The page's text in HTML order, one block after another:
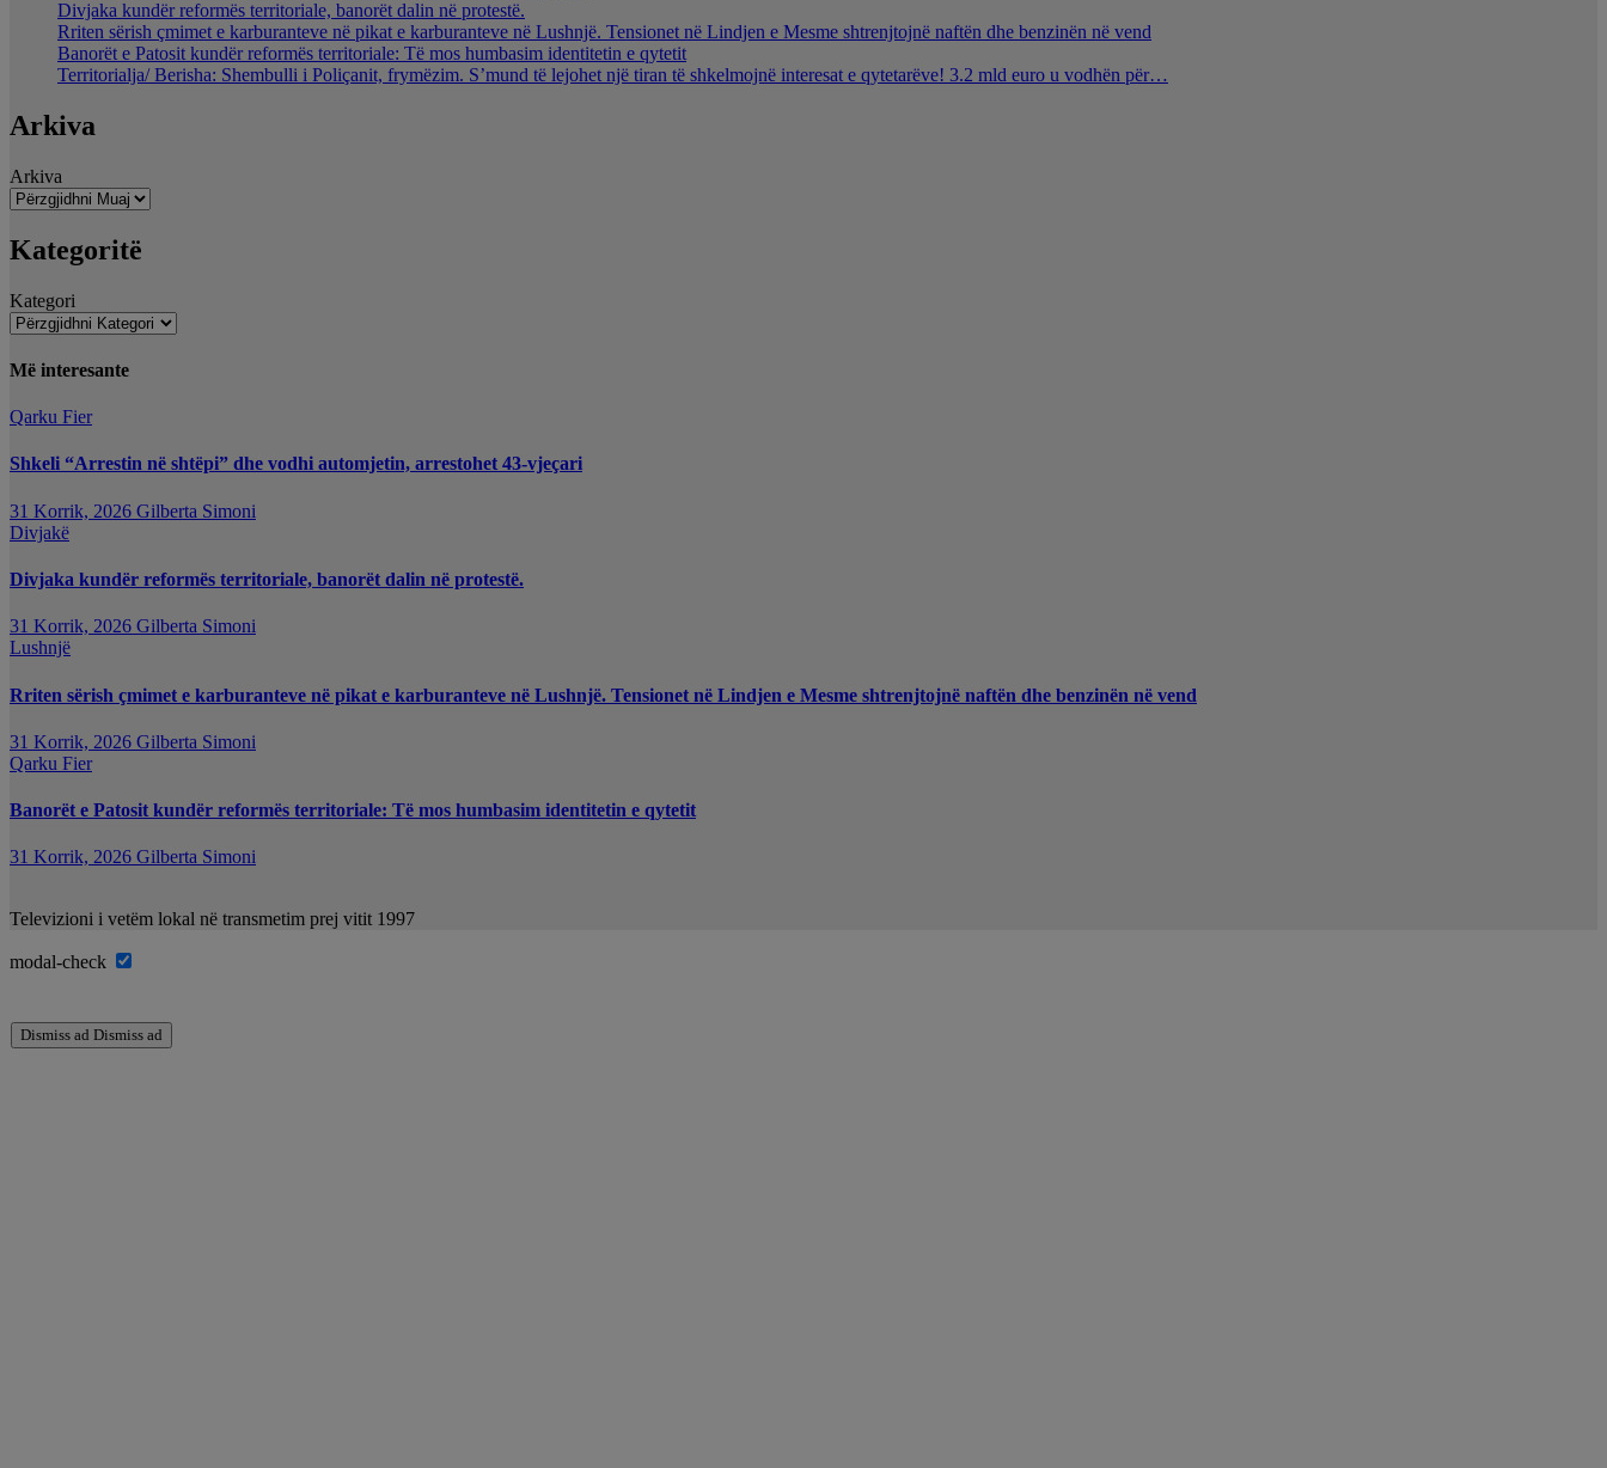
Divjaka kundër reformës territoriale, banorët dalin në protestë.
Rriten sërish çmimet e karburanteve në pikat e karburanteve në Lushnjë. Tensionet në Lindjen e Mesme shtrenjtojnë naftën dhe benzinën në vend
Banorët e Patosit kundër reformës territoriale: Të mos humbasim identitetin e qytetit
Territorialja/ Berisha: Shembulli i Poliçanit, frymëzim. S’mund të lejohet një tiran të shkelmojnë interesat e qytetarëve! 3.2 mld euro u vodhën për…
Arkiva
Arkiva
Kategoritë
Kategori
Më interesante
Qarku Fier
Shkeli “Arrestin në shtëpi” dhe vodhi automjetin, arrestohet 43-vjeçari
31 Korrik, 2026 Gilberta Simoni
Divjakë
Divjaka kundër reformës territoriale, banorët dalin në protestë.
31 Korrik, 2026 Gilberta Simoni
Lushnjë
Rriten sërish çmimet e karburanteve në pikat e karburanteve në Lushnjë. Tensionet në Lindjen e Mesme shtrenjtojnë naftën dhe benzinën në vend
31 Korrik, 2026 Gilberta Simoni
Qarku Fier
Banorët e Patosit kundër reformës territoriale: Të mos humbasim identitetin e qytetit
31 Korrik, 2026 Gilberta Simoni
Televizioni i vetëm lokal në transmetim prej vitit 1997
modal-check
Dismiss ad Dismiss ad